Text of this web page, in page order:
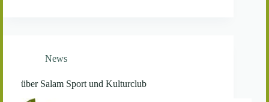
News
über Salam Sport und Kulturclub